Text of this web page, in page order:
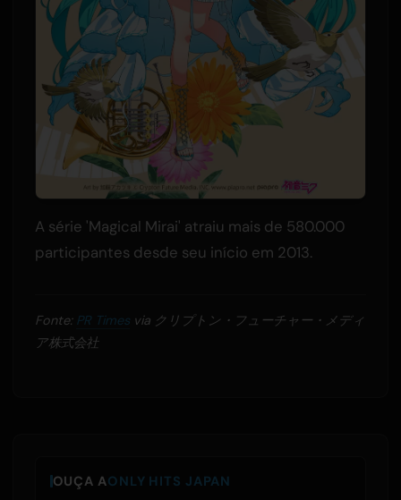
A série 'Magical Mirai' atraiu mais de 580.000
participantes desde seu início em 2013.
Fonte: PR Timesvia クリプトン・フューチャー・メディ
ア株式会社
OUÇA AONLY HITS JAPAN